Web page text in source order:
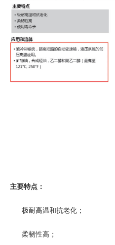
主要特点：
极耐高温和抗老化；
柔韧性高；